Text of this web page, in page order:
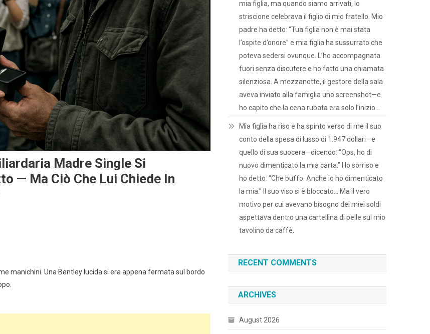
Madre Single Si
— Ma Ciò Che Lui Chiede In
manichini. Una Bentley lucida si era appena fermata sul bordo
mia figlia, ma quando siamo arrivati, lo
striscione celebrava il figlio di mio fratello. Mio
padre ha detto: “Tua figlia non è mai stata
l’ospite d’onore” e mia figlia ha sussurrato che
poteva sedersi ovunque. L’ho accompagnata
fuori senza discutere e ho fatto una chiamata
silenziosa. A mezzanotte, il gestore della sala
aveva inviato alla famiglia uno screenshot—e
ho capito che la cena rubata era solo l’inizio…
Mia figlia ha riso e ha spinto verso di me il suo
conto della spesa di lusso di 1.947 dollari—e
quello di sua suocera—dicendo: “Ops, ho di
nuovo dimenticato la mia carta.” Ho sorriso e
ho detto: “Che buffo. Anche io ho dimenticato
la mia.” Il suo viso si è bloccato… Ma il vero
motivo per cui avevano bisogno dei miei soldi
aspettava dentro una cartellina di pelle sul mio
tavolino da caffè.
RECENT COMMENTS
ARCHIVES
August 2026